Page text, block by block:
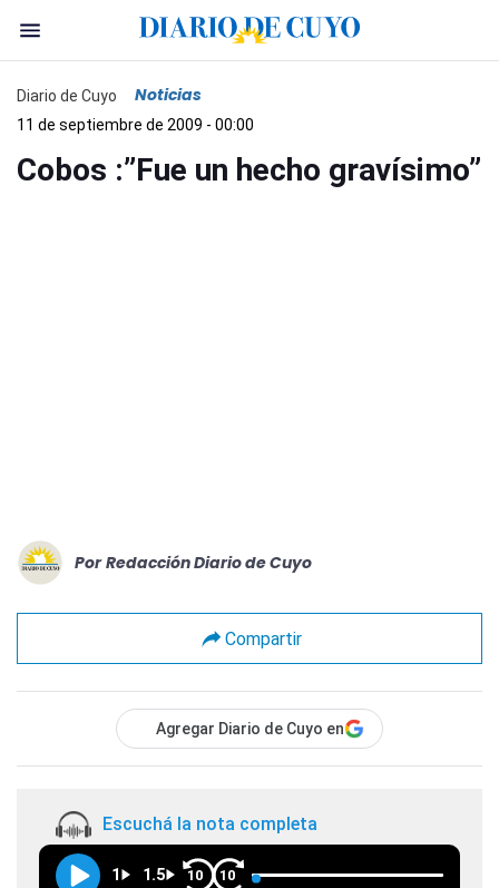
Diario de Cuyo Noticias
11 de septiembre de 2009 - 00:00
Cobos :”Fue un hecho gravísimo”
Por Redacción Diario de Cuyo
Compartir
Agregar Diario de Cuyo en
Escuchá la nota completa
1 1.5 10 10